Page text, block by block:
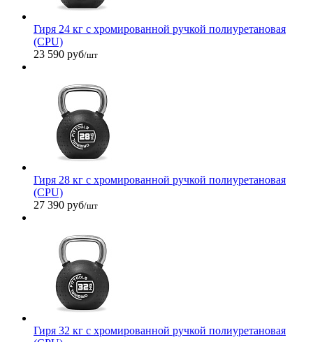
Гиря 24 кг с хромированной ручкой полиуретановая
(CPU)
23 590 руб/шт
Гиря 28 кг с хромированной ручкой полиуретановая
(CPU)
27 390 руб/шт
Гиря 32 кг с хромированной ручкой полиуретановая